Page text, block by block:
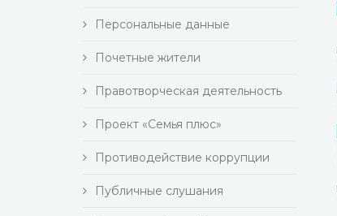
Персональные данные
Почетные жители
Правотворческая деятельность
Проект «Семья плюс»
Противодействие коррупции
Публичные слушания